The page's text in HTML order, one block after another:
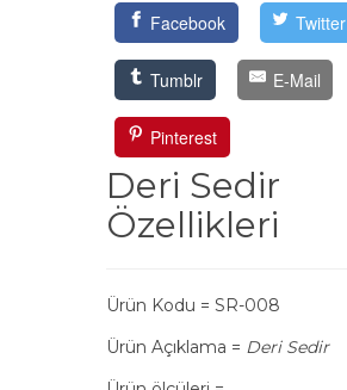
Facebook Twitter
Tumblr E-Mail
Pinterest
Deri Sedir
Özellikleri
Ürün Kodu = SR-008
Ürün Açıklama = Deri Sedir